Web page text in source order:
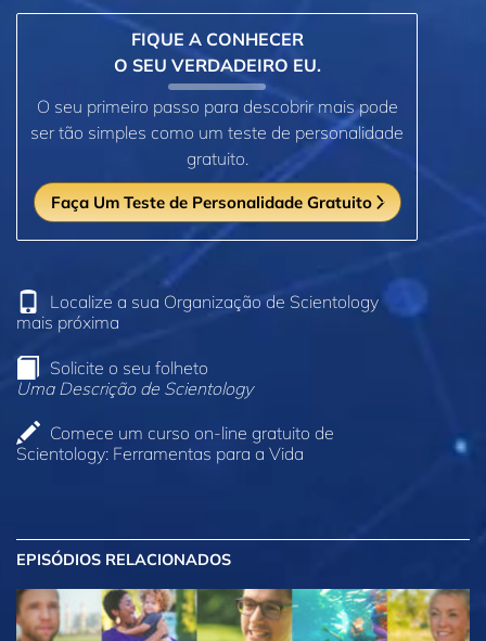
FIQUE A CONHECER
O SEU VERDADEIRO EU.
O seu primeiro passo para descobrir mais pode
ser tão simples como um teste de personalidade
gratuito.
Faça Um Teste de Personalidade Gratuito
Localize a sua Organização de Scientology
mais próxima
Solicite o seu folheto
Uma Descrição de Scientology
Comece um curso on‑line gratuito de
Scientology: Ferramentas para a Vida
EPISÓDIOS RELACIONADOS